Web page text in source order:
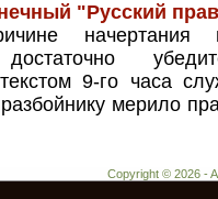
"Русский
начертания
9-го часа
мерило
Copyright © 2026 -